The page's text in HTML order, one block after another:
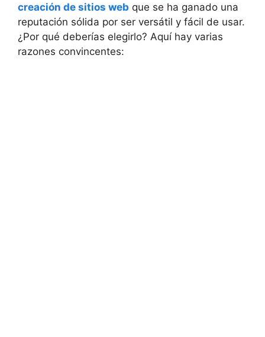
creación de sitios web que se ha ganado una
reputación sólida por ser versátil y fácil de usar.
¿Por qué deberías elegirlo? Aquí hay varias
razones convincentes: